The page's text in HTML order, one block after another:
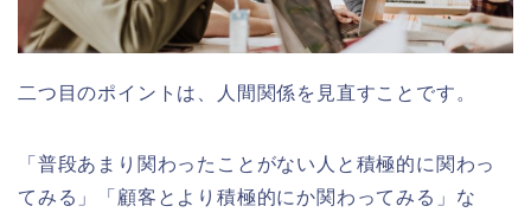
二つ目のポイントは、 人間関係を見直すことです。
「普段あまり関わったことがない人と積極的に関わっ
てみる」「顧客とより積極的にか関わってみる」な